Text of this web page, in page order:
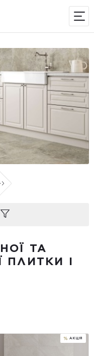
ТА
ПЛИТКИ І